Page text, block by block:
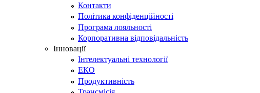
Контакти
Політика конфіденційності
Програма лояльності
Корпоративна відповідальність
Інновації
Інтелектуальні технології
ЕКО
Продуктивність